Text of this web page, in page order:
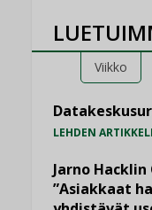
Viikko
LEHDEN
Jarno
”Asiakkaat